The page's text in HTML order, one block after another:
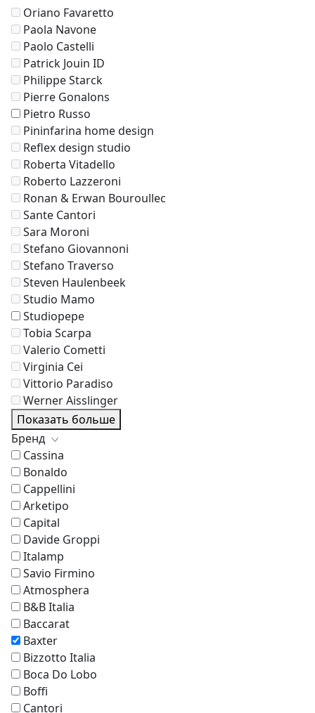
Oriano Favaretto
Paola Navone
Paolo Castelli
Patrick Jouin ID
Philippe Starck
Pierre Gonalons
Pietro Russo
Pininfarina home design
Reflex design studio
Roberta Vitadello
Roberto Lazzeroni
Ronan & Erwan Bouroullec
Sante Cantori
Sara Moroni
Stefano Giovannoni
Stefano Traverso
Steven Haulenbeek
Studio Mamo
Studiopepe
Tobia Scarpa
Valerio Cometti
Virginia Cei
Vittorio Paradiso
Werner Aisslinger
Показать больше
Бренд
Cassina
Bonaldo
Cappellini
Arketipo
Capital
Davide Groppi
Italamp
Savio Firmino
Atmosphera
B&B Italia
Baccarat
Baxter
Bizzotto Italia
Boca Do Lobo
Boffi
Cantori